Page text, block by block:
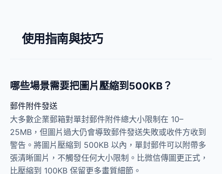
使用指南與技巧
哪些場景需要把圖片壓縮到500KB？
郵件附件發送
大多數企業郵箱對單封郵件附件總大小限制在 10–
25MB，但圖片過大仍會導致郵件發送失敗或收件方收到
警告。將圖片壓縮到 500KB 以內，單封郵件可以附帶多
張清晰圖片，不觸發任何大小限制。比微信傳圖更正式，
比壓縮到 100KB 保留更多畫質細節。